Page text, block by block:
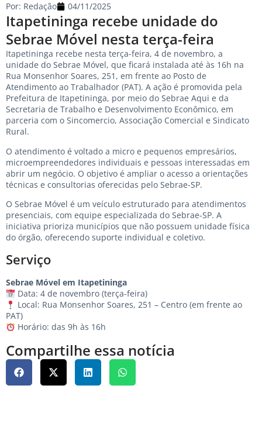
Itapetininga recebe unidade do
Sebrae Móvel nesta terça-feira
Por: Redação 04/11/2025
Itapetininga recebe nesta terça-feira, 4 de novembro, a
unidade do Sebrae Móvel, que ficará instalada até às 16h na
Rua Monsenhor Soares, 251, em frente ao Posto de
Atendimento ao Trabalhador (PAT). A ação é promovida pela
Prefeitura de Itapetininga, por meio do Sebrae Aqui e da
Secretaria de Trabalho e Desenvolvimento Econômico, em
parceria com o Sincomercio, Associação Comercial e Sindicato
Rural.
O atendimento é voltado a micro e pequenos empresários,
microempreendedores individuais e pessoas interessadas em
abrir um negócio. O objetivo é ampliar o acesso a orientações
técnicas e consultorias oferecidas pelo Sebrae-SP.
O Sebrae Móvel é um veículo estruturado para atendimentos
presenciais, com equipe especializada do Sebrae-SP. A
iniciativa prioriza municípios que não possuem unidade física
do órgão, oferecendo suporte individual e coletivo.
Serviço
Sebrae Móvel em Itapetininga
Data: 4 de novembro (terça-feira)
Local: Rua Monsenhor Soares, 251 – Centro (em frente ao
PAT)
Horário: das 9h às 16h
Compartilhe essa notícia